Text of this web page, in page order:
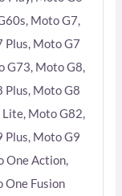
Moto G7,
Plus, Moto G7
G73, Moto G8,
Plus, Moto G8
Lite, Moto G82,
Plus, Moto G9
One Action,
One Fusion